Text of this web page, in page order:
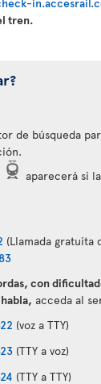
tren.
de búsqueda
aparecerá si
(Llamada gratuita
con
acceda al
(voz a TTY)
(TTY a voz)
(TTY a TTY)